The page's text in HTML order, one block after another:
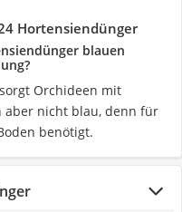
Hortensiendünger
blauen
Orchideen mit
aber nicht blau, denn für
benötigt.